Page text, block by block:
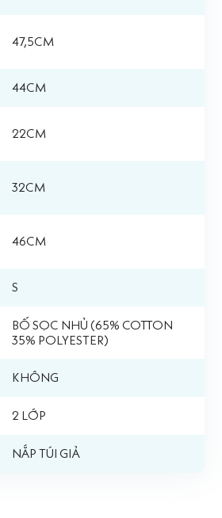
47,5CM
44CM
22CM
32CM
46CM
S
BỐ SỌC NHỦ (65% COTTON
35% POLYESTER)
KHÔNG
2 LỚP
NẮP TÚI GIẢ